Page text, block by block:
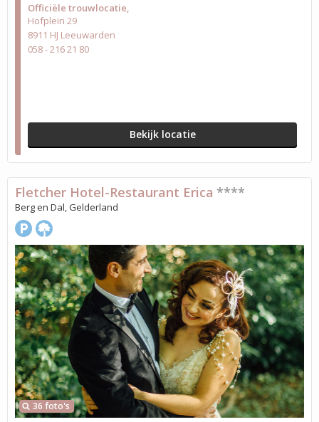
Officiële trouwlocatie
Hofplein 29
8911 HJ Leeuwarden
058 - 216 21 80
Bekijk locatie
36 foto's
Fletcher Hotel-Restaurant Erica ****
Berg en Dal, Gelderland